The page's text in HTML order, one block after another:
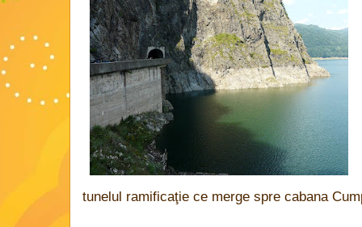
tunelul ramificaţie ce merge spre cabana